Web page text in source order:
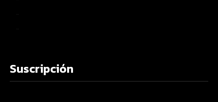
Suscripción